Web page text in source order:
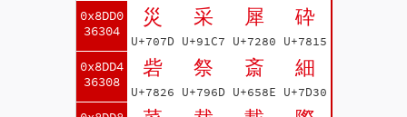
0x8DD0
36304
0x8DD4
36308
災
U+707D
采
U+91C7
犀
U+7280
砕
U+7815
砦
U+7826
祭
U+796D
斎
U+658E
細
U+7D30